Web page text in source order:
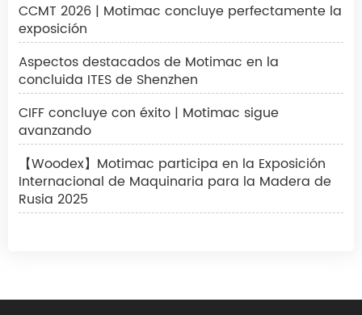
CCMT 2026 | Motimac concluye perfectamente la
exposición
Aspectos destacados de Motimac en la
concluida ITES de Shenzhen
CIFF concluye con éxito | Motimac sigue
avanzando
【Woodex】Motimac participa en la Exposición
Internacional de Maquinaria para la Madera de
Rusia 2025